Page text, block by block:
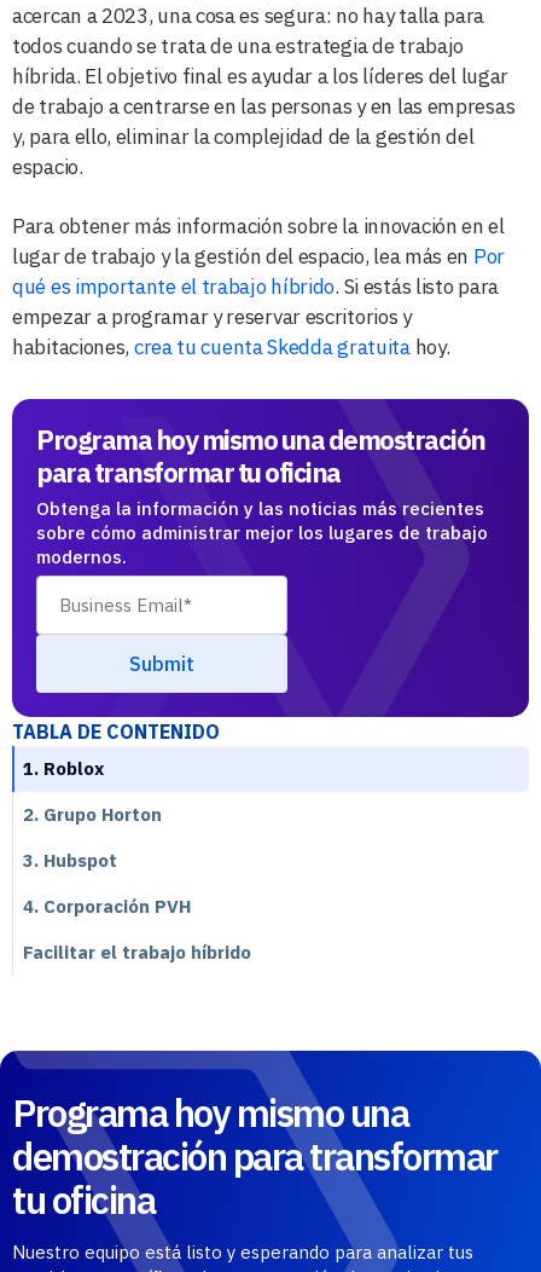
acercan a 2023, una cosa es segura: no hay talla para
todos cuando se trata de una estrategia de trabajo
híbrida. El objetivo final es ayudar a los líderes del lugar
de trabajo a centrarse en las personas y en las empresas
y, para ello, eliminar la complejidad de la gestión del
espacio.
Para obtener más información sobre la innovación en el
lugar de trabajo y la gestión del espacio, lea más en Por
qué es importante el trabajo híbrido. Si estás listo para
empezar a programar y reservar escritorios y
habitaciones, crea tu cuenta Skedda gratuitahoy.
Programa hoy mismo una demostración
para transformar tu oficina
Obtenga la información y las noticias más recientes
sobre cómo administrar mejor los lugares de trabajo
modernos.
TABLA DE CONTENIDO
1. Roblox
2. Grupo Horton
3. Hubspot
4. Corporación PVH
Facilitar el trabajo híbrido
Programa hoy mismo una
demostración para transformar
tu oficina
Nuestro equipo está listo y esperando para analizar tus